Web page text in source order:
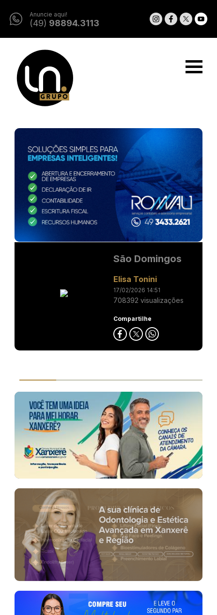
Anuncie aqui!
(49) 98894.3113
São Domingos
Elisa Tonini
17/02/2026 14:51
708392 visualizações
Compartilhe